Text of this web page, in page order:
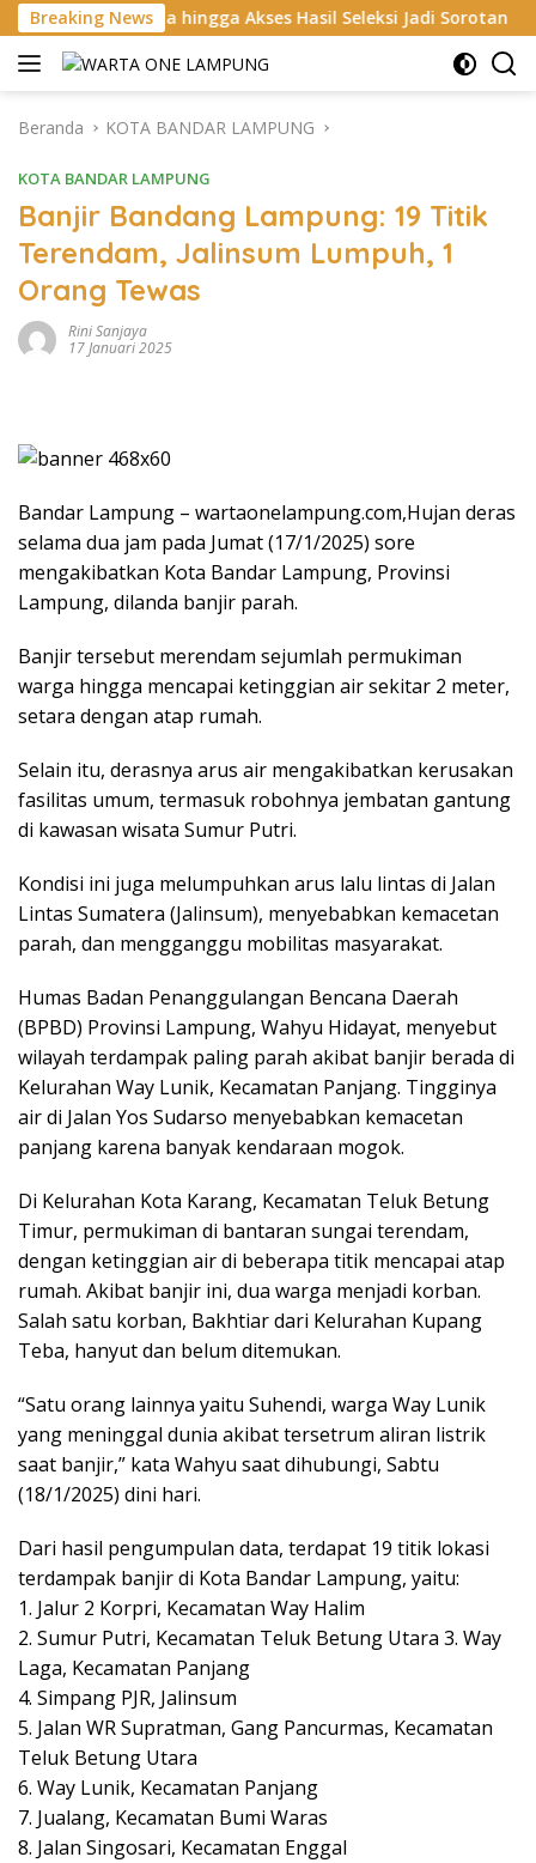
Langsung
ke
konten
Breaking News
hingga Akses Hasil Seleksi Jadi Sorotan
Beranda KOTA BANDAR LAMPUNG
KOTA BANDAR LAMPUNG
Banjir Bandang Lampung: 19 Titik
Terendam, Jalinsum Lumpuh, 1
Orang Tewas
Rini Sanjaya
17 Januari 2025
Bandar Lampung – wartaonelampung.com,Hujan deras
selama dua jam pada Jumat (17/1/2025) sore
mengakibatkan Kota Bandar Lampung, Provinsi
Lampung, dilanda banjir parah.
Banjir tersebut merendam sejumlah permukiman
warga hingga mencapai ketinggian air sekitar 2 meter,
setara dengan atap rumah.
Selain itu, derasnya arus air mengakibatkan kerusakan
fasilitas umum, termasuk robohnya jembatan gantung
di kawasan wisata Sumur Putri.
Kondisi ini juga melumpuhkan arus lalu lintas di Jalan
Lintas Sumatera (Jalinsum), menyebabkan kemacetan
parah, dan mengganggu mobilitas masyarakat.
Humas Badan Penanggulangan Bencana Daerah
(BPBD) Provinsi Lampung, Wahyu Hidayat, menyebut
wilayah terdampak paling parah akibat banjir berada di
Kelurahan Way Lunik, Kecamatan Panjang. Tingginya
air di Jalan Yos Sudarso menyebabkan kemacetan
panjang karena banyak kendaraan mogok.
Di Kelurahan Kota Karang, Kecamatan Teluk Betung
Timur, permukiman di bantaran sungai terendam,
dengan ketinggian air di beberapa titik mencapai atap
rumah. Akibat banjir ini, dua warga menjadi korban.
Salah satu korban, Bakhtiar dari Kelurahan Kupang
Teba, hanyut dan belum ditemukan.
“Satu orang lainnya yaitu Suhendi, warga Way Lunik
yang meninggal dunia akibat tersetrum aliran listrik
saat banjir,” kata Wahyu saat dihubungi, Sabtu
(18/1/2025) dini hari.
Dari hasil pengumpulan data, terdapat 19 titik lokasi
terdampak banjir di Kota Bandar Lampung, yaitu:
1. Jalur 2 Korpri, Kecamatan Way Halim
2. Sumur Putri, Kecamatan Teluk Betung Utara 3. Way
Laga, Kecamatan Panjang
4. Simpang PJR, Jalinsum
5. Jalan WR Supratman, Gang Pancurmas, Kecamatan
Teluk Betung Utara
6. Way Lunik, Kecamatan Panjang
7. Jualang, Kecamatan Bumi Waras
8. Jalan Singosari, Kecamatan Enggal